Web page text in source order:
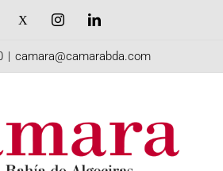
Facebook InstagramLinkedIn
| camara@camarabda.com